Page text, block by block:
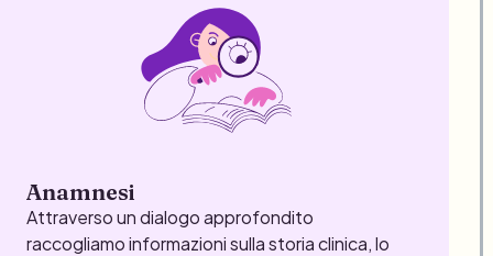
Anamnesi
Attraverso un dialogo approfondito
raccogliamo informazioni sulla storia clinica, lo